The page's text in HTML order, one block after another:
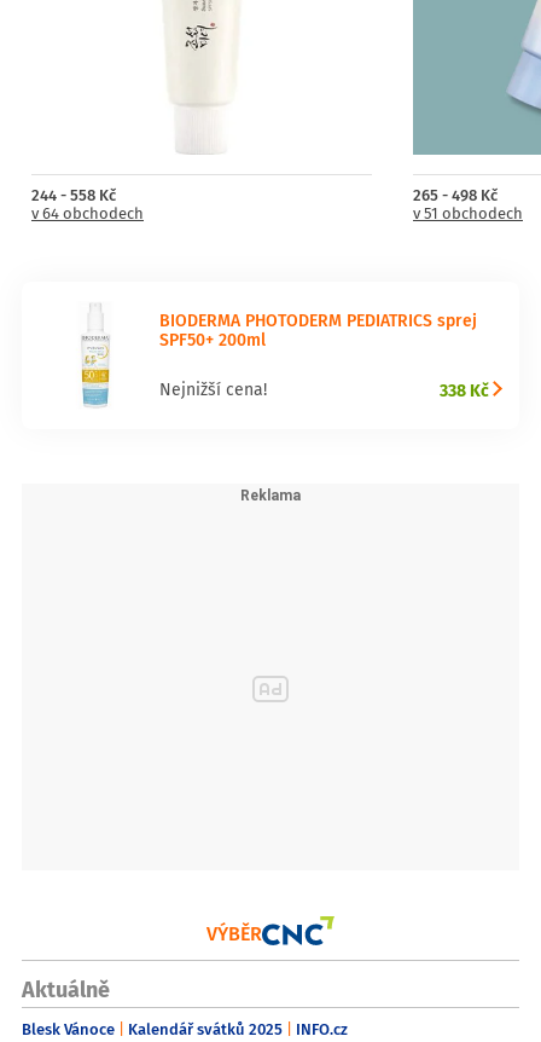
případě setření aplikaci opakujte. Při aplikaci se vyhněte kontaktu s
oblečením. Nevystavujte kojence a malé děti přímému slunci. Dbejte
na to, aby děti nosily ochranný oděv a na nekrytých místech
244 - 558 Kč
v 64 obchodech
265 - 498 Kč
v 51 obchodech
BIODERMA PHOTODERM PEDIATRICS sprej
SPF50+ 200ml
Nejnižší cena! 338 Kč
VÝBĚR
Aktuálně
Blesk Vánoce Kalendář svátků 2025 INFO.cz